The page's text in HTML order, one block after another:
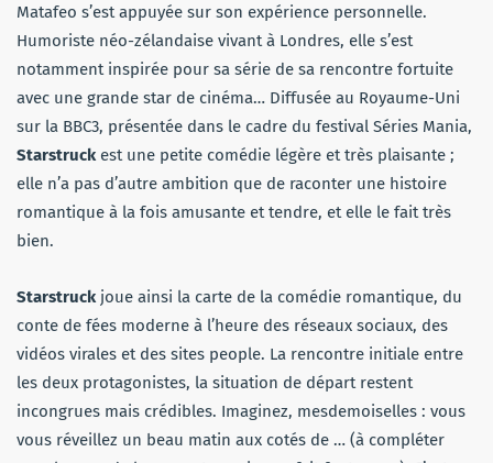
Matafeo s’est appuyée sur son expérience personnelle.
Humoriste néo-zélandaise vivant à Londres, elle s’est
notamment inspirée pour sa série de sa rencontre fortuite
avec une grande star de cinéma… Diffusée au Royaume-Uni
sur la BBC3, présentée dans le cadre du festival Séries Mania,
Starstruckest une petite comédie légère et très plaisante ;
elle n’a pas d’autre ambition que de raconter une histoire
romantique à la fois amusante et tendre, et elle le fait très
bien.
Starstruckjoue ainsi la carte de la comédie romantique, du
conte de fées moderne à l’heure des réseaux sociaux, des
vidéos virales et des sites people. La rencontre initiale entre
les deux protagonistes, la situation de départ restent
incongrues mais crédibles. Imaginez, mesdemoiselles : vous
vous réveillez un beau matin aux cotés de … (à compléter